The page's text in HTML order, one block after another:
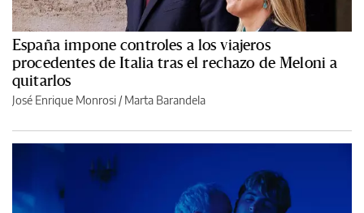
España impone controles a los viajeros
procedentes de Italia tras el rechazo de Meloni a
quitarlos
José Enrique Monrosi / Marta Barandela